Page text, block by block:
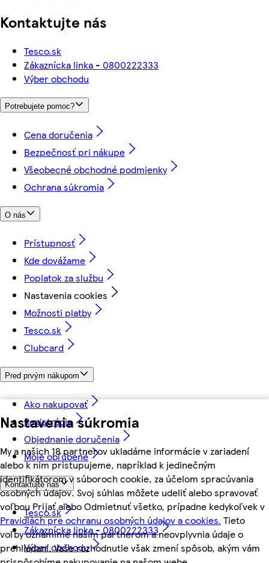
Nastavenia súkromia
My a našich 18 partnerov ukladáme informácie v zariadení
alebo k nim pristupujeme, napríklad k jedinečným
identifikátorom v súboroch cookie, za účelom spracúvania
osobných údajov. Svoj súhlas môžete udeliť alebo spravovať
voľbou Prijať alebo Odmietnuť všetko, prípadne kedykoľvek v
Pravidlách pre ochranu osobných údajov a cookies. Tieto
voľby oznámime našim partnerom a neovplyvnia údaje o
prehliadaní. Vaše rozhodnutie však zmení spôsob, akým vám
Kontaktujte nás
Tesco.sk
Zákaznícka linka - 0800222333
Výber obchodu
Potrebujete pomoc?
Cena doručenia
Bezpečnosť pri nákupe
Všeobecné obchodné podmienky
Ochrana súkromia
O nás
Prístupnosť
Kde dovážame
Poplatok za službu
Nastavenia cookies
Možnosti platby
Tesco.sk
Clubcard
Pred prvým nákupom
Ako nakupovať
Registrácia
Objednanie doručenia
Moje obľúbené
Kontaktujte nás
Tesco.sk
Zákaznícka linka - 0800222333
Výber obchodu